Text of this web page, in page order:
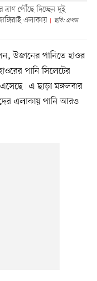
পৌঁছে দিচ্ছেন দুই
এলাকায়
ছবি: প্রথম
উজানের পানিতে হাওর
পানি সিলেটের
এ ছাড়া মঙ্গলবার
এলাকায় পানি আরও